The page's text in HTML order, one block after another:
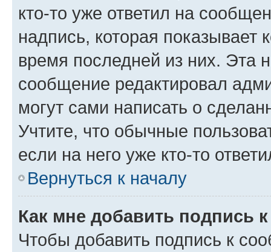
кто-то уже ответил на
надпись, которая показывает
время последней из них. Эта
сообщение редактировал
могут сами написать о
Учтите, что обычные
если на него уже кто-то
Вернуться к началу
Как мне добавить подпись
Чтобы добавить подпись к